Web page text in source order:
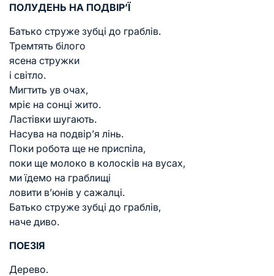
ПОЛУДЕНЬ НА ПОДВІР’Ї
Батько струже зубці до граблів.
Тремтять білого
ясена стружки
і світло.
Мигтить ув очах,
мріє на сонці жито.
Ластівки шугають.
Насува на подвір’я лінь.
Поки робота ще не приспіла,
поки ще молоко в колосків на вусах,
ми їдемо на граблищі
ловити в’юнів у сажалці.
Батько струже зубці до граблів,
наче диво.
ПОЕЗІЯ
Дерево.